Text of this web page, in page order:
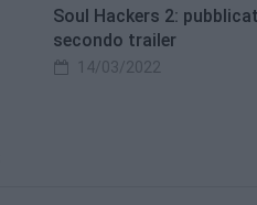
Soul Hackers 2:
secondo trailer
14/03/2022